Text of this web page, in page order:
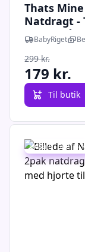
Thats Mine
Natdragt -
vejs lynlås -
Mathie -
and Bears
BabyRiget
299 kr.
179 kr.
Til butik
Udsalg - spar 8